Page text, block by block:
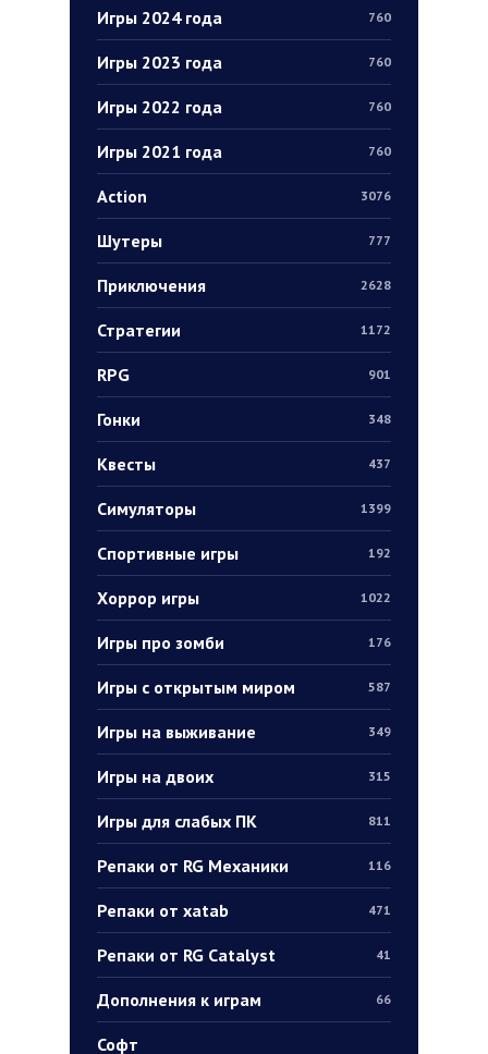
Игры 2024 года 760
Игры 2023 года 760
Игры 2022 года 760
Игры 2021 года 760
Action 3076
Шутеры 777
Приключения 2628
Стратегии 1172
RPG 901
Гонки 348
Квесты 437
Симуляторы 1399
Спортивные игры 192
Хоррор игры 1022
Игры про зомби 176
Игры с открытым миром 587
Игры на выживание 349
Игры на двоих 315
Игры для слабых ПК 811
Репаки от RG Механики 116
Репаки от xatab 471
Репаки от RG Catalyst 41
Дополнения к играм 66
Софт